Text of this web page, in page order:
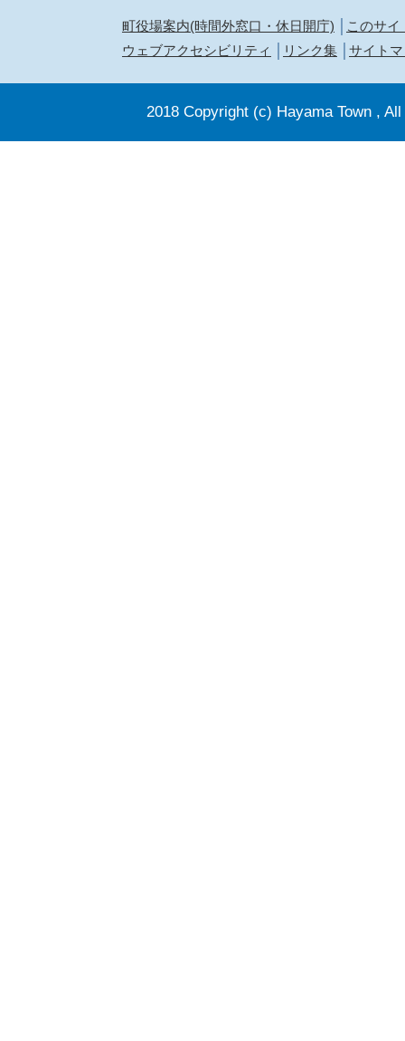
町役場案内(時間外窓口・休日開庁)
このサイ
ウェブアクセシビリティ
リンク集 サイト
2018 Copyright (c) Hayama Town ,